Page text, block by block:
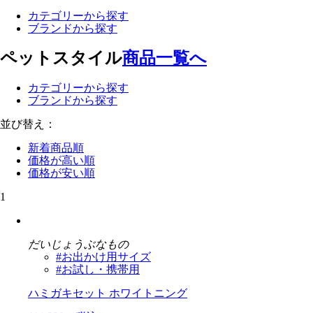
カテゴリーから探す
ブランドから探す
ペットスタイル商品一覧へ
カテゴリーから探す
ブランドから探す
並び替え：
新着商品順
価格が高い順
価格が安い順
1
だいじょうぶなもの
#お出かけ用サイズ
#お試し・携帯用
ハミガキセット ホワイトニング